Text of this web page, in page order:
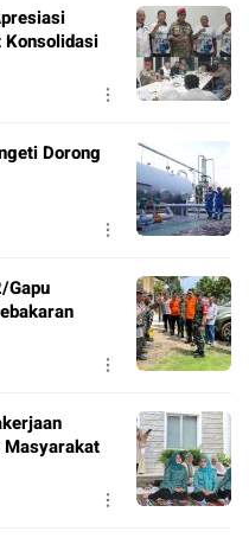
Konsolidasi
Dorong
Gapu
Masyarakat